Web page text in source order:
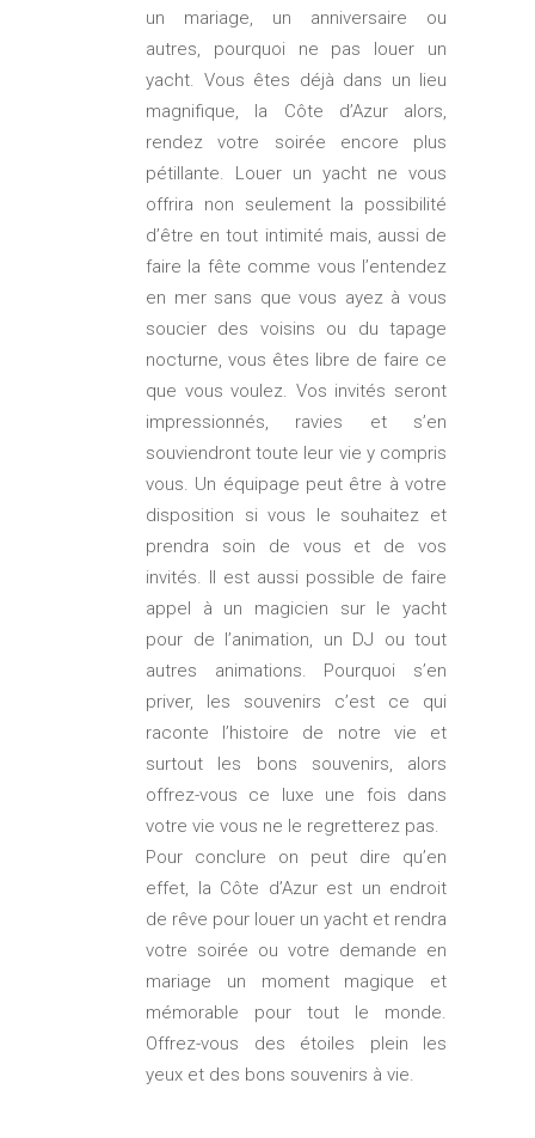
un mariage, un anniversaire ou
autres, pourquoi ne pas louer un
yacht. Vous êtes déjà dans un lieu
magnifique, la Côte d’Azur alors,
rendez votre soirée encore plus
pétillante. Louer un yacht ne vous
offrira non seulement la possibilité
d’être en tout intimité mais, aussi de
faire la fête comme vous l’entendez
en mer sans que vous ayez à vous
soucier des voisins ou du tapage
nocturne, vous êtes libre de faire ce
que vous voulez. Vos invités seront
impressionnés, ravies et s’en
souviendront toute leur vie y compris
vous. Un équipage peut être à votre
disposition si vous le souhaitez et
prendra soin de vous et de vos
invités. Il est aussi possible de faire
appel à un magicien sur le yacht
pour de l’animation, un DJ ou tout
autres animations. Pourquoi s’en
priver, les souvenirs c’est ce qui
raconte l’histoire de notre vie et
surtout les bons souvenirs, alors
offrez-vous ce luxe une fois dans
votre vie vous ne le regretterez pas.
Pour conclure on peut dire qu’en
effet, la Côte d’Azur est un endroit
de rêve pour louer un yacht et rendra
votre soirée ou votre demande en
mariage un moment magique et
mémorable pour tout le monde.
Offrez-vous des étoiles plein les
yeux et des bons souvenirs à vie.